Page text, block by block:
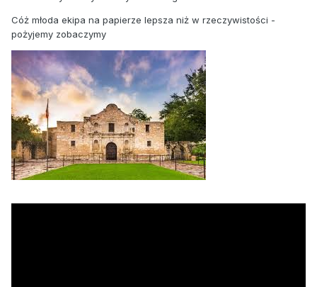
Cóż młoda ekipa na papierze lepsza niż w rzeczywistości -
pożyjemy zobaczymy